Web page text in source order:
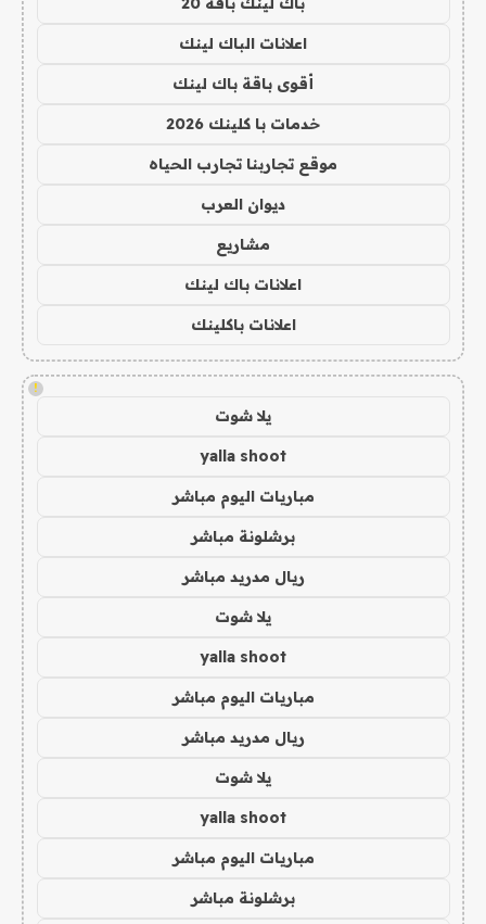
اعلانات الباك لينك
أقوى باقة باك لينك
خدمات با كلينك 2026
موقع تجاربنا تجارب الحياه
ديوان العرب
مشاريع
اعلانات باك لينك
اعلانات باكلينك
!
يلا شوت
yalla shoot
مباريات اليوم مباشر
برشلونة مباشر
ريال مدريد مباشر
يلا شوت
yalla shoot
مباريات اليوم مباشر
ريال مدريد مباشر
يلا شوت
yalla shoot
مباريات اليوم مباشر
برشلونة مباشر